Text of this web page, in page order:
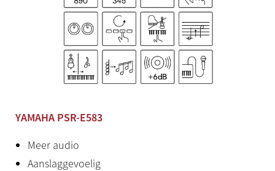
Bijzonderheden
Werking op batterijen. Standaard optioneel
YAMAHA PSR-E583
Meer audio
Aanslaggevoelig